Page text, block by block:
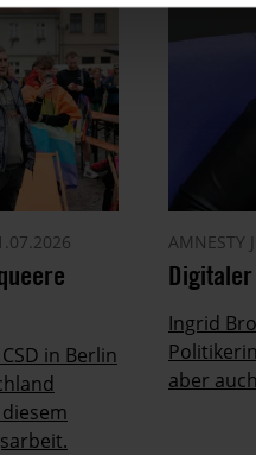
in Berlin
AMNESTY
Ingrid
aber